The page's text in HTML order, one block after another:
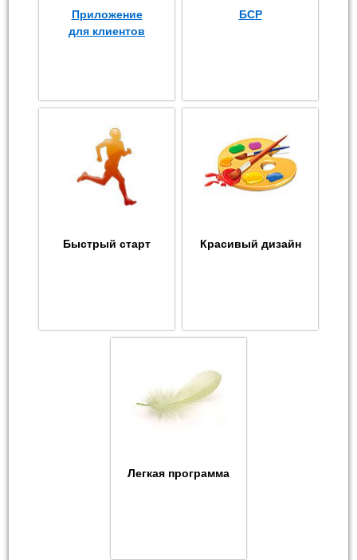
Приложение
для клиентов
БСР
Быстрый старт Красивый дизайн
Легкая программа